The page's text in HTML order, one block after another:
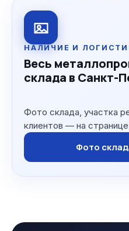
НАЛИЧИЕ И
Весь
склада в Санкт-
Фото склада, участка
клиентов — на
Фото